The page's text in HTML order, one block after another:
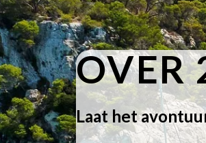
OVER
Laat het